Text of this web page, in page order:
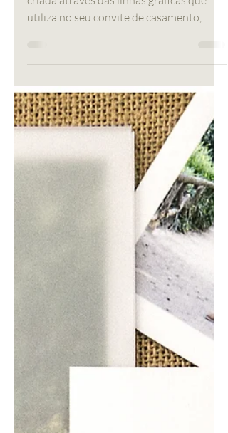
A identidade visual de um casamento é
ementas, marcadores de...